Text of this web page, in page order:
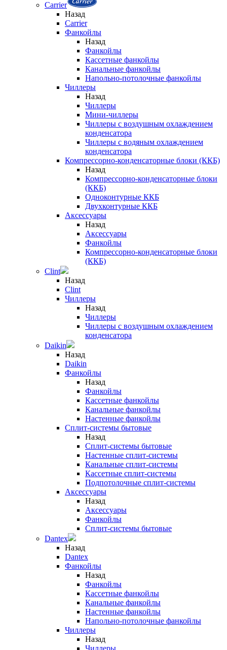
Carrier
Назад
Carrier
Фанкойлы
Назад
Фанкойлы
Кассетные фанкойлы
Канальные фанкойлы
Напольно-потолочные фанкойлы
Чиллеры
Назад
Чиллеры
Мини-чиллеры
Чиллеры с воздушным охлаждением
конденсатора
Чиллеры с водяным охлаждением
конденсатора
Компрессорно-конденсаторные блоки (ККБ)
Назад
Компрессорно-конденсаторные блоки
(ККБ)
Одноконтурные ККБ
Двухконтурные ККБ
Аксессуары
Назад
Аксессуары
Фанкойлы
Компрессорно-конденсаторные блоки
(ККБ)
Clint
Назад
Clint
Чиллеры
Назад
Чиллеры
Чиллеры с воздушным охлаждением
конденсатора
Daikin
Назад
Daikin
Фанкойлы
Назад
Фанкойлы
Кассетные фанкойлы
Канальные фанкойлы
Настенные фанкойлы
Сплит-системы бытовые
Назад
Сплит-системы бытовые
Настенные сплит-системы
Канальные сплит-системы
Кассетные сплит-системы
Подпотолочные сплит-системы
Аксессуары
Назад
Аксессуары
Фанкойлы
Сплит-системы бытовые
Dantex
Назад
Dantex
Фанкойлы
Назад
Фанкойлы
Кассетные фанкойлы
Канальные фанкойлы
Настенные фанкойлы
Напольно-потолочные фанкойлы
Чиллеры
Назад
Чиллеры